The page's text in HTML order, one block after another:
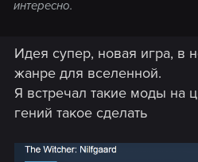
интересно.
Идея супер, новая игра, в
жанре для вселенной.
Я встречал такие моды на
гений такое сделать